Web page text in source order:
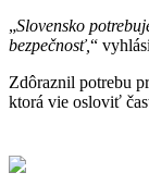
„Slovensko
bezpečnosť,“
Zdôraznil potrebu
ktorá vie osloviť